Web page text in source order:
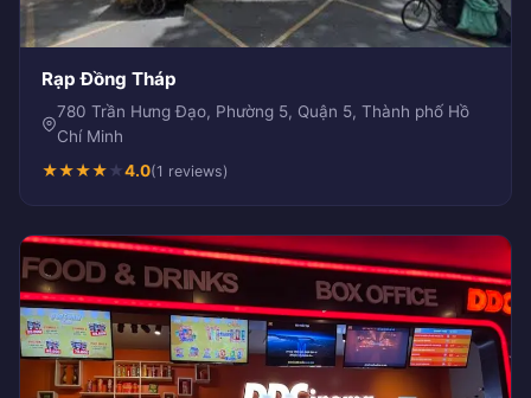
Rạp Đồng Tháp
780 Trần Hưng Đạo, Phường 5, Quận 5, Thành phố Hồ
Chí Minh
★★★★★4.0(1 reviews)